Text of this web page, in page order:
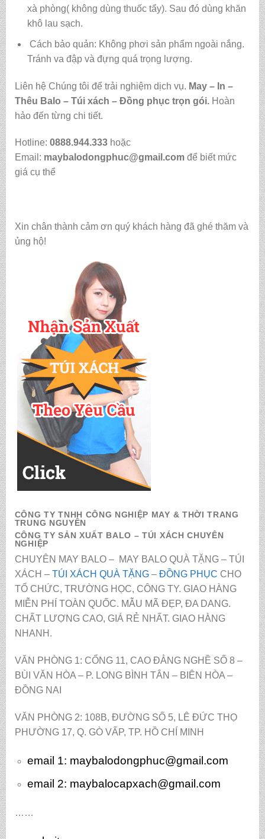
xà phòng( không dùng thuốc tẩy). Sau đó dùng khăn
khô lau sạch.
Cách bảo quản: Không phơi sản phẩm ngoài nắng.
Tránh va đập và đựng quá trọng lượng.
Liên hệ Chúng tôi để trải nghiệm dịch vụ. May – In –
Thêu Balo – Túi xách – Đồng phục trọn gói. Hoàn
hảo đến từng chi tiết.
Hotline: 0888.944.333hoặc
Email: maybalodongphuc@gmail.comđể biết mức
giá cụ thể
Xin chân thành cảm ơn quý khách hàng đã ghé thăm và
ủng hộ!
CÔNG TY TNHH CÔNG NGHIỆP MAY & THỜI TRANG
TRUNG NGUYÊN
CÔNG TY SẢN XUẤT BALO – TÚI XÁCH CHUYÊN
NGHIỆP
CHUYÊN MAY BALO – MAY BALO QUÀ TẶNG – TÚI
XÁCH – TÚI XÁCH QUÀ TẶNG– ĐỒNG PHỤC CHO
TỔ CHỨC, TRƯỜNG HỌC, CÔNG TY. GIAO HÀNG
MIỄN PHÍ TOÀN QUỐC. MẪU MÃ ĐẸP, ĐA DANG.
CHẤT LƯỢNG CAO, GIÁ RẺ NHẤT. GIAO HÀNG
NHANH.
VĂN PHÒNG 1: CỔNG 11, CAO ĐẲNG NGHỀ SỐ 8 –
BÙI VĂN HÒA – P. LONG BÌNH TÂN – BIÊN HÒA –
ĐỒNG NAI
VĂN PHÒNG 2: 108B, ĐƯỜNG SỐ 5, LÊ ĐỨC THỌ
PHƯỜNG 17, Q. GÒ VẤP, TP. HỒ CHÍ MINH
email 1: maybalodongphuc@gmail.com
email 2: maybalocapxach@gmail.com
……